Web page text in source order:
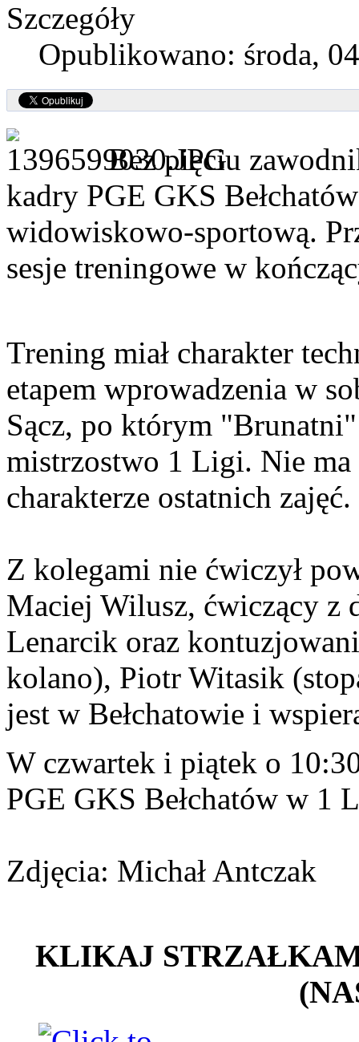
Szczegóły
Opublikowano: środa,
Bez pięciu
kadry PGE GKS
widowiskowo-sportową.
sesje treningowe w
Trening miał charakter
etapem wprowadzenia w
Sącz, po którym
mistrzostwo 1 Ligi. Nie
charakterze ostatnich zajęć.
Z kolegami nie ćwiczył
Maciej Wilusz, ćwiczący z
Lenarcik oraz
kolano), Piotr Witasik
jest w Bełchatowie i
W czwartek i piątek o
PGE GKS Bełchatów w 1
Zdjęcia: Michał Antczak
KLIKAJ